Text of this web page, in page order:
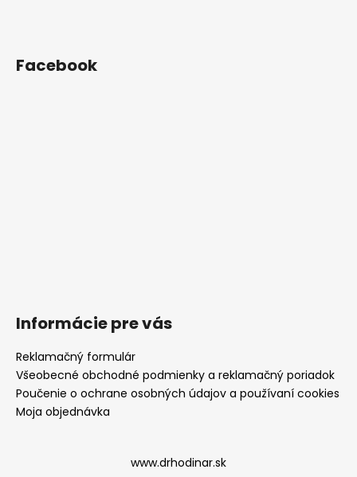
Facebook
Informácie pre vás
Reklamačný formulár
Všeobecné obchodné podmienky a reklamačný poriadok
Poučenie o ochrane osobných údajov a používaní cookies
Moja objednávka
www.drhodinar.sk